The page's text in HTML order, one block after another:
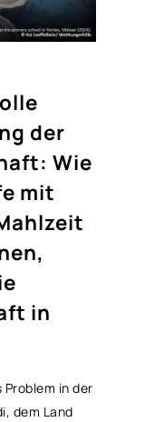
der
Wie
mit
in
in der
dem Land